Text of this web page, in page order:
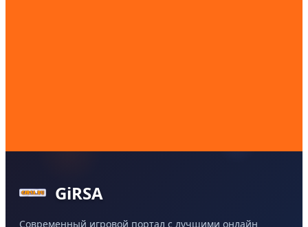
GiRSA
Современный игровой портал с лучшими онлайн